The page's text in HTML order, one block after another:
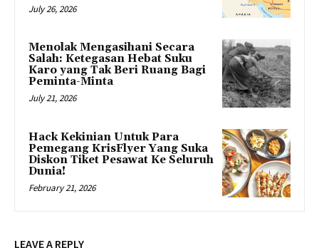
July 26, 2026
Menolak Mengasihani Secara
Salah: Ketegasan Hebat Suku
Karo yang Tak Beri Ruang Bagi
Peminta-Minta
July 21, 2026
Hack Kekinian Untuk Para
Pemegang KrisFlyer Yang Suka
Diskon Tiket Pesawat Ke Seluruh
Dunia!
February 21, 2026
LEAVE A REPLY